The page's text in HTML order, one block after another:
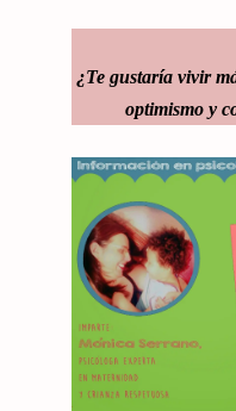
¿Te gustaría vivir
optimismo y